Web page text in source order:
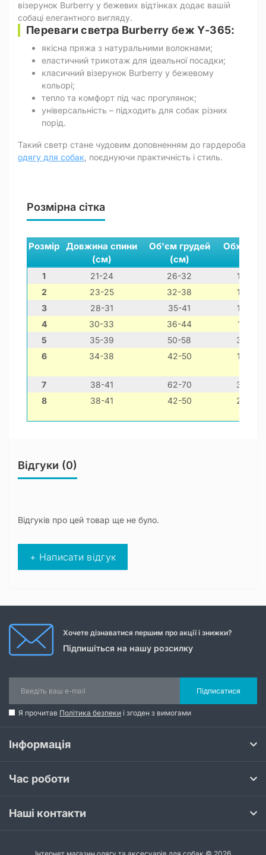
візерунок Burberry у бежевих відтінках додає вашій
собаці елегантного вигляду.
Переваги светра Burberry беж Y-365:
якісна пряжа з натуральними волокнами;
еластичний трикотаж для ідеальної посадки;
класичний візерунок Burberry у бежевому
кольорі;
тепло та комфорт під час прогулянок;
універсальність – підходить для собак різних
порід.
Такий светр стане чудовим доповненням до гардероба
одягу для собак , поєднуючи практичність і стиль.
Розмірна сітка
Розмір Довжина спини
(см)
Об'єм грудей
(см)
Обхват
1 21-24 26-32
14-24
2
23-25 32-38
13-26
3
28-31 35-41
18-28
4
30-33 36-44
15-30
5
35-39 50-58
30-40
6
34-38 42-50 16-32
7 38-41 62-70
34-44
8
38-41 42-50 24-34
Відгуки (0)
Відгуків про цей товар ще не було.
+ Написати відгук
Хочете дізнаватися першим про акції і знижки?
Підпишіться на нашу розсилку
Підписатися
Я прочитав Політика безпеки і згоден з вимогами
Інформація
Час роботи
Наші контакти